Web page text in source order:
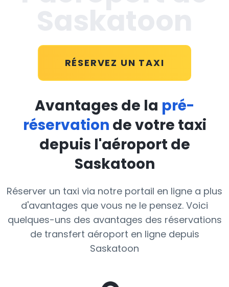
RÉSERVEZ UN TAXI
Avantages de la pré-
réservation de votre taxi
depuis l'aéroport de
Saskatoon
Réserver un taxi via notre portail en ligne a plus
d'avantages que vous ne le pensez. Voici
quelques-uns des avantages des réservations
de transfert aéroport en ligne depuis
Saskatoon